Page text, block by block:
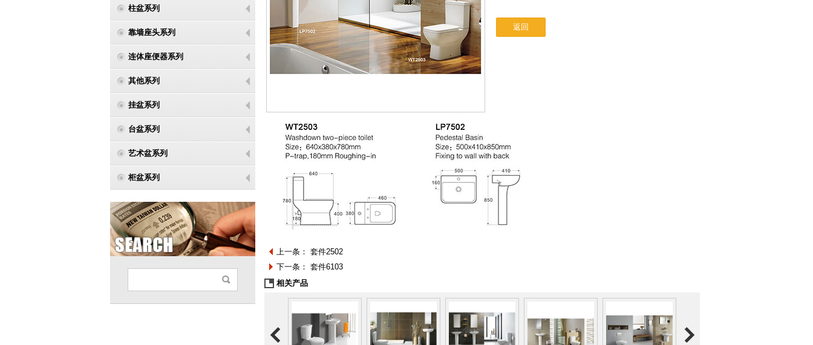
柱盆系列
靠墙座头系列
连体座便器系列
其他系列
挂盆系列
台盆系列
艺术盆系列
柜盆系列
返回
上一条： 套件2502
下一条： 套件6103
相关产品